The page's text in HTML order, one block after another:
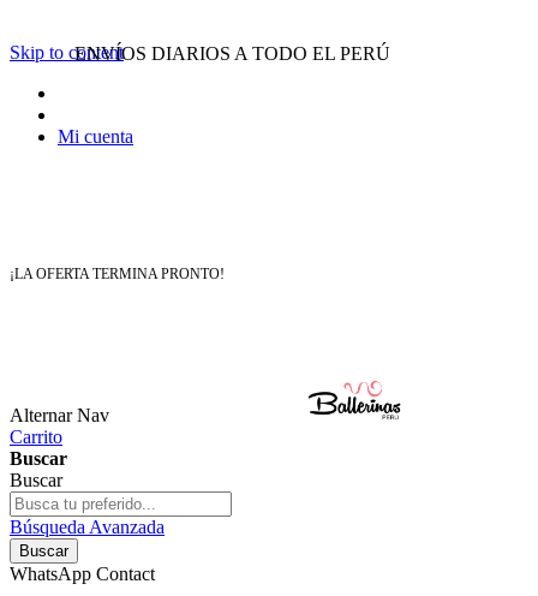
Skip to content
Mi cuenta
ENVÍOS DIARIOS A TODO EL PERÚ
¡LA OFERTA TERMINA PRONTO!
Alternar Nav
Carrito
Buscar
Buscar
Búsqueda Avanzada
Buscar
WhatsApp Contact
Inicio
Zapatillas
Ofertas
Fuera de stock
Notificarme cuando este producto esté disponible
Formas de Pagos
x